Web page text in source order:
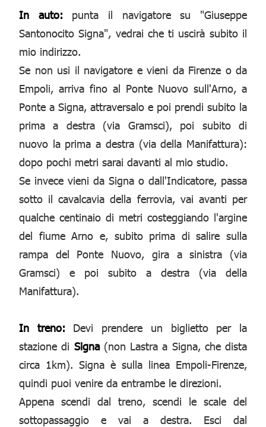
In auto: punta il navigatore su "Giuseppe
Santonocito Signa", vedrai che ti uscirà subito il
mio indirizzo.
Se non usi il navigatore e vieni da Firenze o da
Empoli, arriva fino al Ponte Nuovo sull'Arno, a
Ponte a Signa, attraversalo e poi prendi subito la
prima a destra (via Gramsci), poi subito di
nuovo la prima a destra (via della Manifattura):
dopo pochi metri sarai davanti al mio studio.
Se invece vieni da Signa o dall'Indicatore, passa
sotto il cavalcavia della ferrovia, vai avanti per
qualche centinaio di metri costeggiando l'argine
del fiume Arno e, subito prima di salire sulla
rampa del Ponte Nuovo, gira a sinistra (via
Gramsci) e poi subito a destra (via della
Manifattura).
In treno: Devi prendere un biglietto per la
stazione di Signa(non Lastra a Signa, che dista
circa 1km). Signa è sulla linea Empoli-Firenze,
quindi puoi venire da entrambe le direzioni.
Appena scendi dal treno, scendi le scale del
sottopassaggio e vai a destra. Esci dal